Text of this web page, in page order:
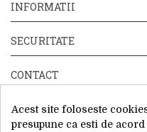
INFORMATII
SECURITATE
CONTACT
Acest site foloseste
presupune ca esti de